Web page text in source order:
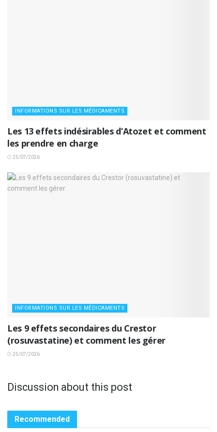
INFORMATIONS SUR LES MÉDICAMENTS
Les 13 effets indésirables d’Atozet et comment
les prendre en charge
25/07/2026
INFORMATIONS SUR LES MÉDICAMENTS
Les 9 effets secondaires du Crestor
(rosuvastatine) et comment les gérer
25/07/2026
Discussion about this post
Recommended